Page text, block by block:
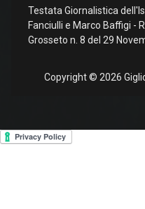
Testata Giornalistica
Fanciulli e Marco Baffigi -
Grosseto n. 8 del 29
Copyright © 2026